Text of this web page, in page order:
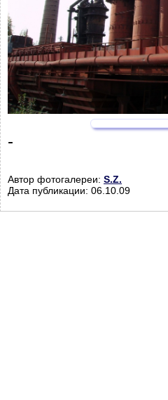
-
Автор фотогалереи: S.Z.
Дата публикации: 06.10.09